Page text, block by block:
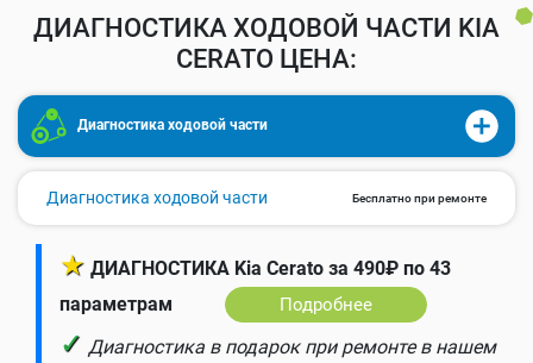
ДИАГНОСТИКА ХОДОВОЙ ЧАСТИ KIA
CERATO ЦЕНА:
Диагностика ходовой части
Диагностика ходовой части Бесплатно при ремонте
★ ДИАГНОСТИКА Kia Cerato за 490₽ по 43
параметрам
Подробнее
✓ Диагностика в подарок при ремонте в нашем